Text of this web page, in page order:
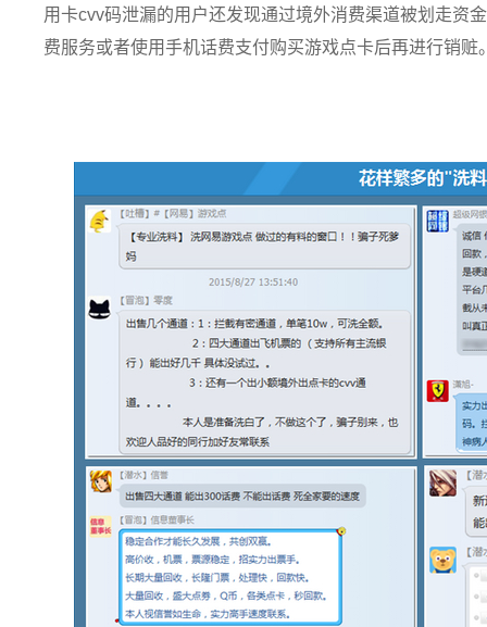
用卡cvv码泄漏的用户还发现通过境外消费渠道被划走资
费服务或者使用手机话费支付购买游戏点卡后再进行销赃